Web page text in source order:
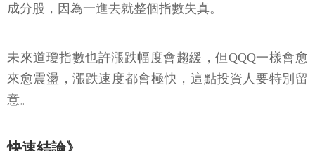
成分股，因為一進去就整個指數失真。
未來道瓊指數也許漲跌幅度會趨緩，但QQQ一樣會愈
來愈震盪，漲跌速度都會極快，這點投資人要特別留
意。